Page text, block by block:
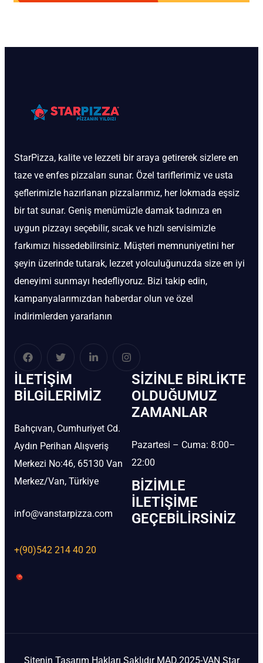
StarPizza, kalite ve lezzeti bir araya getirerek sizlere en
taze ve enfes pizzaları sunar. Özel tariflerimiz ve usta
şeflerimizle hazırlanan pizzalarımız, her lokmada eşsiz
bir tat sunar. Geniş menümüzle damak tadınıza en
uygun pizzayı seçebilir, sıcak ve hızlı servisimizle
farkımızı hissedebilirsiniz. Müşteri memnuniyetini her
şeyin üzerinde tutarak, lezzet yolculuğunuzda size en iyi
deneyimi sunmayı hedefliyoruz. Bizi takip edin,
kampanyalarımızdan haberdar olun ve özel
indirimlerden yararlanın
İLETIŞIM
BİLGILERIMIZ
Bahçıvan, Cumhuriyet Cd.
Aydın Perihan Alışveriş
Merkezi No:46, 65130 Van
Merkez/Van, Türkiye
info@vanstarpizza.com
+(90)542 214 40 20
SIZINLE BIRLIKTE
OLDUĞUMUZ
ZAMANLAR
Pazartesi – Cuma: 8:00–
22:00
BIZIMLE
İLETIŞIME
GEÇEBILIRSINIZ
Sitenin Tasarım Hakları Saklıdır MAD.2025-VAN Star